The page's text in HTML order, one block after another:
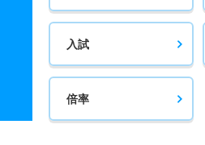
入試
倍率